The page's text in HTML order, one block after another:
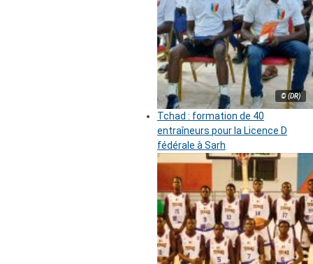
© (DR)
Tchad : formation de 40
entraîneurs pour la Licence D
fédérale à Sarh